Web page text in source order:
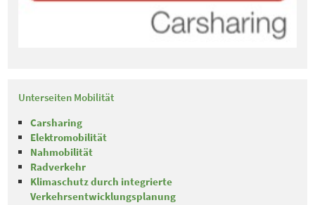
Unterseiten Mobilität
Carsharing
Elektromobilität
Nahmobilität
Radverkehr
Klimaschutz durch integrierte
Verkehrsentwicklungsplanung